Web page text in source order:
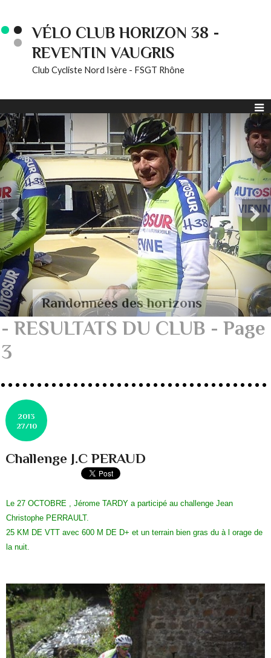
VÉLO CLUB HORIZON 38 -
REVENTIN VAUGRIS
Club Cycliste Nord Isère - FSGT Rhône
Randonnées des horizons
- RESULTATS DU CLUB - Page
3
2013
27/10
Challenge J.C PERAUD
Le 27 OCTOBRE , Jérome TARDY a participé au challenge Jean
Christophe PERRAULT.
25 KM DE VTT avec 600 M DE D+ et un terrain bien gras du à l orage de
la nuit.